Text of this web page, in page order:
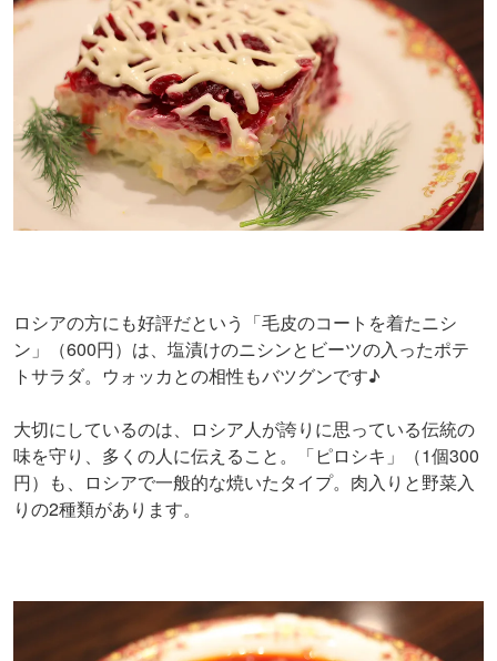
ロシアの方にも好評だという「毛皮のコートを着たニシ
ン」（600円）は、塩漬けのニシンとビーツの入ったポテ
トサラダ。ウォッカとの相性もバツグンです♪
大切にしているのは、ロシア人が誇りに思っている伝統の
味を守り、多くの人に伝えること。「ピロシキ」（1個300
円）も、ロシアで一般的な焼いたタイプ。肉入りと野菜入
りの2種類があります。